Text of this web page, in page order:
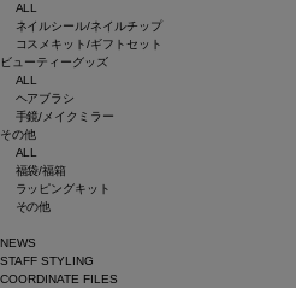
ALL
ネイルシール/ネイルチップ
コスメキット/ギフトセット
ビューティーグッズ
ALL
ヘアブラシ
手鏡/メイクミラー
その他
ALL
福袋/福箱
ラッピングキット
その他
NEWS
STAFF STYLING
COORDINATE FILES